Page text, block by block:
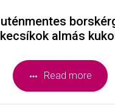
almás
Read more